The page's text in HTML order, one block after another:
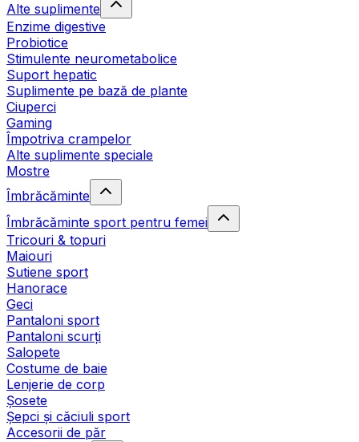
Alte suplimente
Enzime digestive
Probiotice
Stimulente neurometabolice
Suport hepatic
Suplimente pe bază de plante
Ciuperci
Gaming
Împotriva crampelor
Alte suplimente speciale
Mostre
Îmbrăcăminte
Îmbrăcăminte sport pentru femei
Tricouri & topuri
Maiouri
Sutiene sport
Hanorace
Geci
Pantaloni sport
Pantaloni scurți
Salopete
Costume de baie
Lenjerie de corp
Șosete
Șepci și căciuli sport
Accesorii de păr